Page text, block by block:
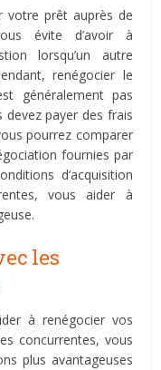
votre prêt auprès de
évite d’avoir à
lorsqu’un autre
renégocier le
généralement pas
payer des frais
pourrez comparer
fournies par
d’acquisition
vous aider à
les
à renégocier vos
concurrentes, vous
plus avantageuses